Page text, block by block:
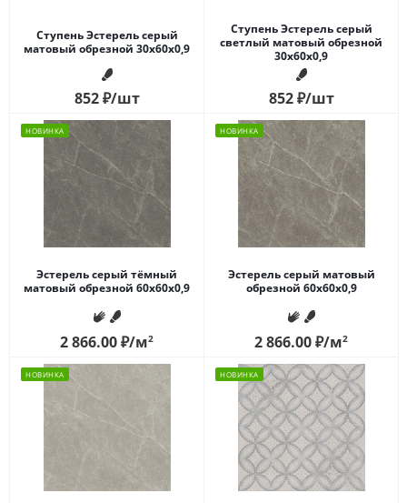
Ступень Эстерель серый
матовый обрезной 30x60x0,9
852₽/шт
Ступень Эстерель серый
светлый матовый обрезной
30x60x0,9
852₽/шт
НОВИНКА
Эстерель серый тёмный
матовый обрезной 60x60x0,9
2 866.00₽/м2
НОВИНКА
Эстерель серый матовый
обрезной 60x60x0,9
2 866.00₽/м2
НОВИНКА НОВИНКА